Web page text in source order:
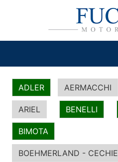
ADLER AERMACCHI
ARIEL BENELLI
BIMOTA
BOEHMERLAND - CECHIE